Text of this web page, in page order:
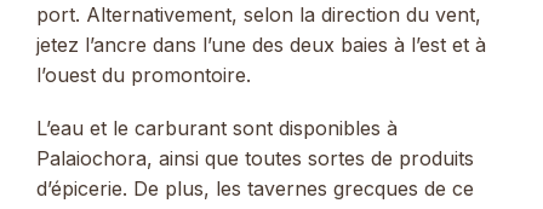
port. Alternativement, selon la direction du vent,
jetez l’ancre dans l’une des deux baies à l’est et à
l’ouest du promontoire.
L’eau et le carburant sont disponibles à
Palaiochora, ainsi que toutes sortes de produits
d’épicerie. De plus, les tavernes grecques de ce